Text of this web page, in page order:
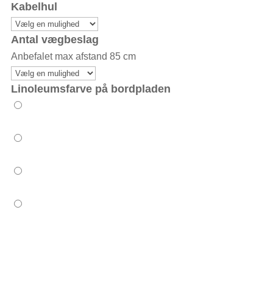
Kabelhul
Antal vægbeslag
Anbefalet max afstand 85 cm
Linoleumsfarve på bordpladen